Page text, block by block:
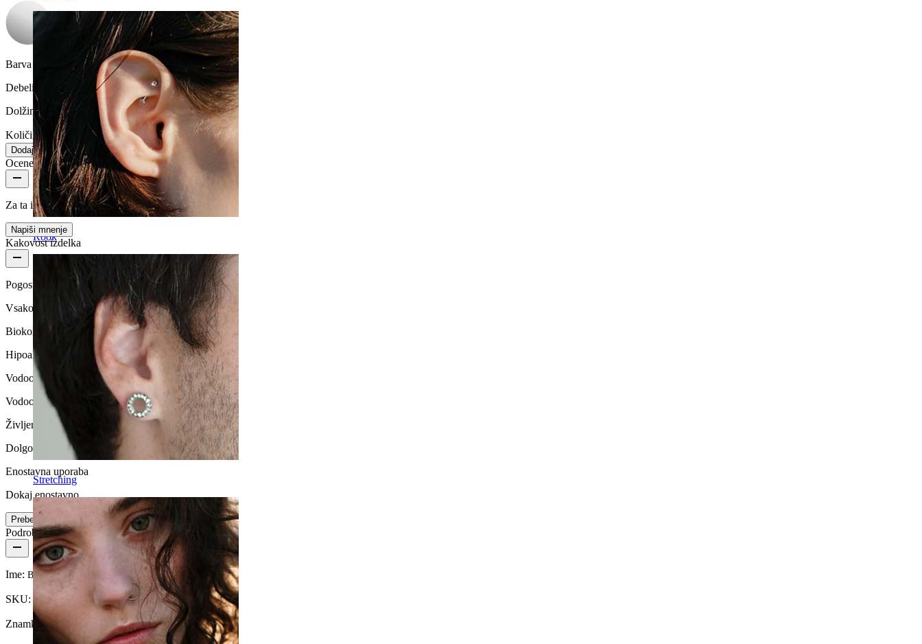
Rook
Stretching
Barva kamenčka: Prozorna
Debelina navoja:
1,6 mm
Dolžina:
38 mm
Količina: 1
Spremeni
Dodaj v košarico
Ocene izdelka
Za ta izdelek še ni mnenj
Napiši mnenje
Kakovost izdelka
Pogostost nošenja
Vsakodnevno nošenje
Biokompatibilnost
Hipoalergen
Vodoodpornost
Vodoodporno
Življenjska doba
Dolgoročna vzdržljivost
Enostavna uporaba
Dokaj enostavno
Preberi več
Podrobnosti o izdelku
Ime: Barbel za industrial z uokvirjenimi kamni
SKU:Barbell-211
Znamka:Bodymod Trend